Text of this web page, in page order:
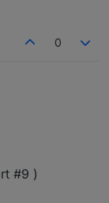
0
TL-20 und eine
24 Port
mit
raspberry pi
angesprochen.
iobroker
#9 )